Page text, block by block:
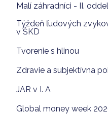
Malí záhradníci - II.
Týždeň ľudových
v ŠKD
Tvorenie s hlinou
Zdravie a subjektívna
JAR v I. A
Global money week